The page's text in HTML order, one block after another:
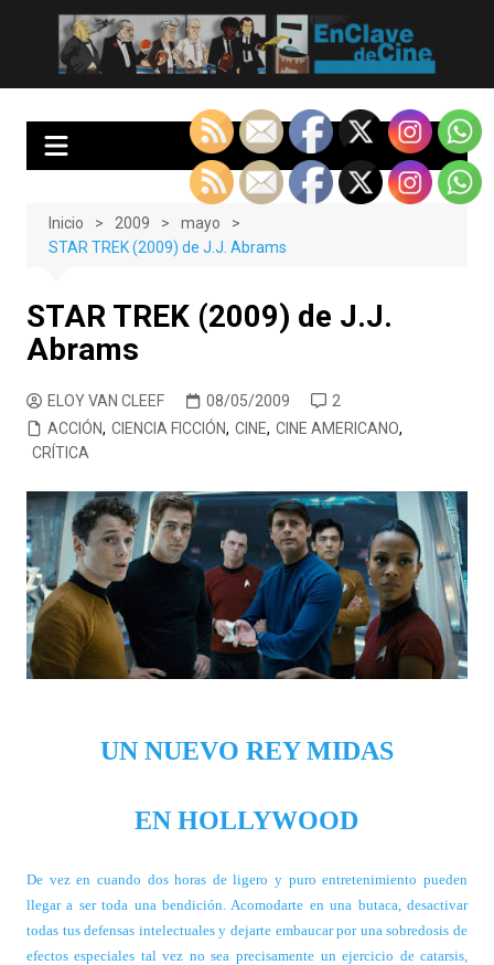
contenido
EnClave de Cine
Crítica cinematográfica y audiovisual. Punto de encuentro para los
Inicio 2009
mayo
STAR TREK (2009) de J.J. Abrams
STAR TREK (2009) de J.J.
Abrams
ELOY VAN CLEEF 08/05/2009
2
ACCIÓN, CIENCIA FICCIÓN, CINE, CINE AMERICANO,
CRÍTICA
UN NUEVO REY MIDAS
EN HOLLYWOOD
De vez en cuando dos horas de ligero y puro entretenimiento pueden
llegar a ser toda una bendición. Acomodarte en una butaca, desactivar
todas tus defensas intelectuales y dejarte embaucar por una sobredosis de
efectos especiales tal vez no sea precisamente un ejercicio de catarsis,